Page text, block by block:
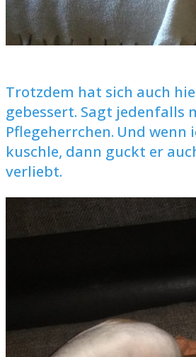
Trotzdem hat sich auch
gebessert. Sagt jedenfalls
Pflegeherrchen. Und wenn
kuschle, dann guckt er
verliebt.